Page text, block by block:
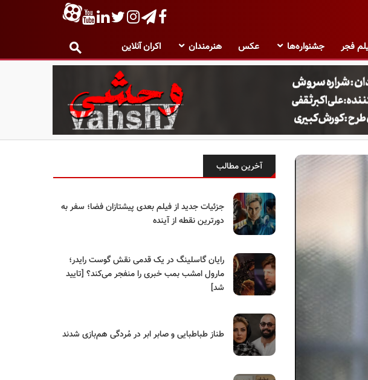
فجر جشنواره‌ها عکس هنرمندان اکران آنلاین
آخرین مطالب
جزئیات جدید از فیلم بعدی پیشتازان فضا؛ سفر به
دورترین نقطه از آینده
رایان گاسلینگ در یک قدمی نقش گوست رایدر؛
مارول امشب بمب خبری را منفجر می‌کند؟ [تایید
شد]
طناز طباطبایی و صابر ابر در مُردگی هم‌بازی شدند